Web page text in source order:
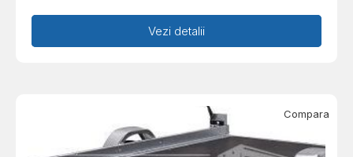
Adaugă în coș
Vezi detalii
Compara